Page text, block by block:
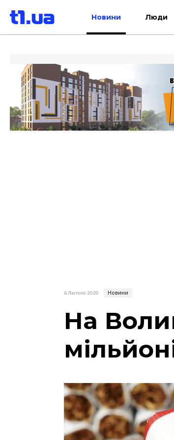
Новини Люди
6 Лютого 2020 Новини
На